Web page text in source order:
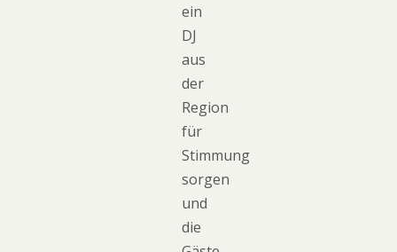
ein
DJ
aus
der
Region
für
Stimmung
sorgen
und
die